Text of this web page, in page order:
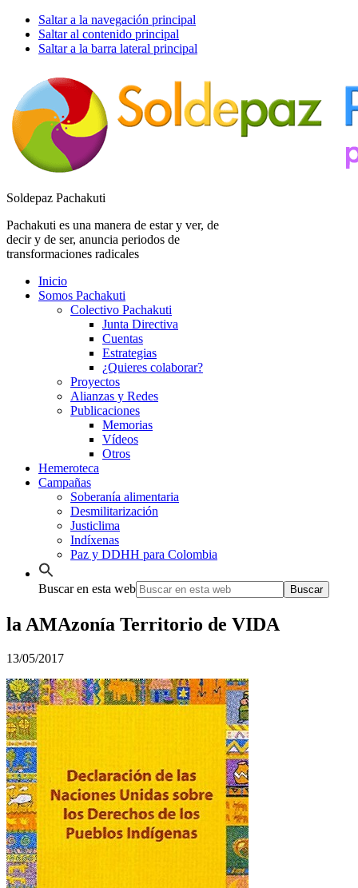
Saltar a la navegación principal
Saltar al contenido principal
Saltar a la barra lateral principal
Soldepaz Pachakuti
Pachakuti es una manera de estar y ver, de
decir y de ser, anuncia periodos de
transformaciones radicales
Inicio
Somos Pachakuti
Colectivo Pachakuti
Junta Directiva
Cuentas
Estrategias
¿Quieres colaborar?
Proyectos
Alianzas y Redes
Publicaciones
Memorias
Vídeos
Otros
Hemeroteca
Campañas
Soberanía alimentaria
Desmilitarización
Justiclima
Indíxenas
Paz y DDHH para Colombia
Buscar en esta web
la AMAzonía Territorio de VIDA
13/05/2017